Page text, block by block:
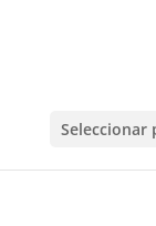
Seleccionar